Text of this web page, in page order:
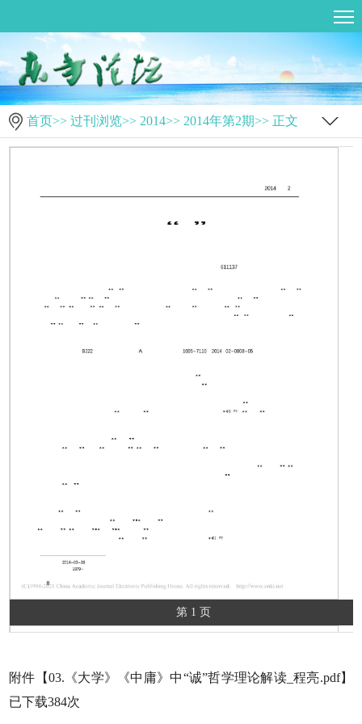
首页>> 过刊浏览>> 2014>> 2014年第2期>> 正文
第 1 页
附件【03.《大学》《中庸》中“诚”哲学理论解读_程亮.pdf】
已下载384次